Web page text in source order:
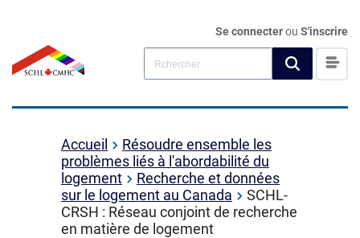
Se connecterou S'inscrire
Accueil
Résoudre ensemble les
problèmes liés à l'abordabilité du
logement
Recherche et données
sur le logement au Canada
SCHL-
CRSH : Réseau conjoint de recherche
en matière de logement